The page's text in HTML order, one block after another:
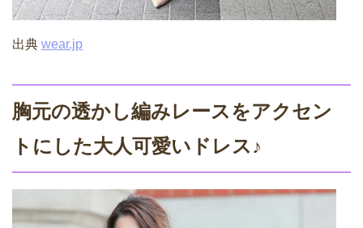
出典 wear.jp
胸元の透かし編みレースをアクセン
トにした大人可愛いドレス♪